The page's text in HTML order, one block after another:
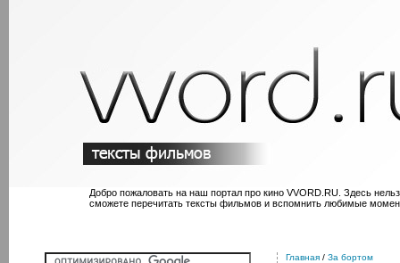
Добро пожаловать на наш портал про кино VVORD.RU. Здесь
сможете перечитать тексты фильмов и вспомнить любимые
Главная / За бортом